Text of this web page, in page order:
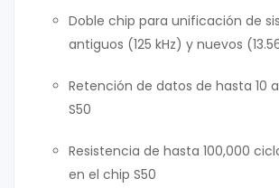
Doble chip para unificación de
antiguos (125 kHz) y nuevos
Retención de datos de hasta 10
S50
Resistencia de hasta 100,000
en el chip S50